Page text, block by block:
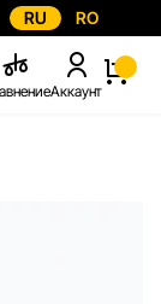
RU RO
Аккаунт